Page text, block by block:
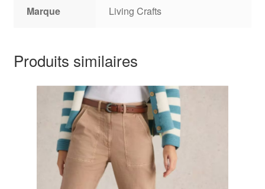
Marque Living Crafts
Produits similaires